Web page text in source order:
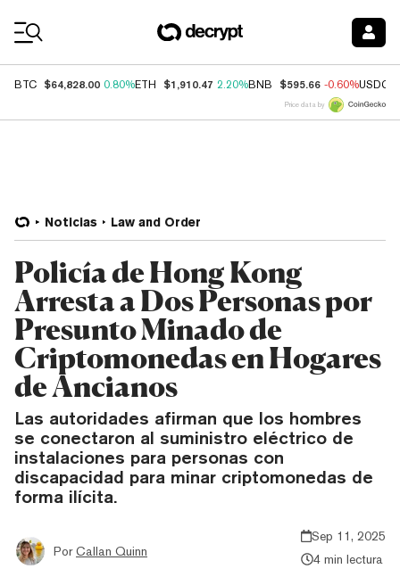
BTC $64,828.00 0.80%ETH $1,910.47 2.20%BNB $595.66 -0.60%USDC
Price data by
Noticias Law and Order
Policía de Hong Kong
Arresta a Dos Personas por
Presunto Minado de
Criptomonedas en Hogares
de Ancianos
Las autoridades afirman que los hombres
se conectaron al suministro eléctrico de
instalaciones para personas con
discapacidad para minar criptomonedas de
forma ilícita.
Por Callan Quinn
Sep 11, 2025
4 min lectura